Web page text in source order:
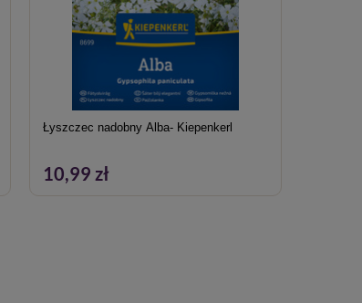
Łyszczec nadobny Alba- Kiepenkerl
10,99 zł